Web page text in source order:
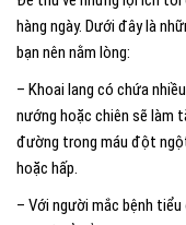
hàng ngày. Dưới đây là
bạn nên nằm lòng:
– Khoai lang có chứa
nướng hoặc chiên sẽ làm
đường trong máu đột
hoặc hấp.
– Với người mắc bệnh